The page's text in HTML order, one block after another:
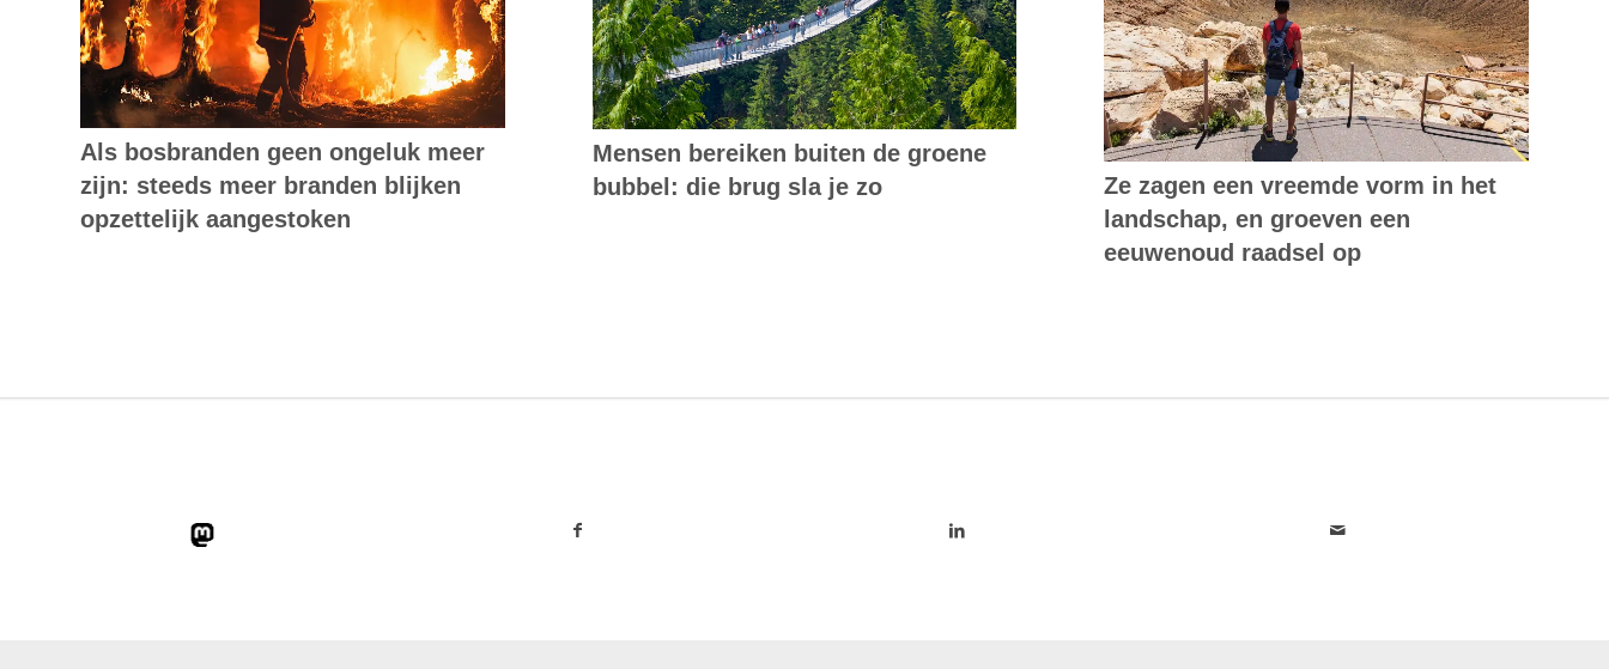
Als bosbranden geen ongeluk meer
zijn: steeds meer branden blijken
opzettelijk aangestoken
Mensen bereiken buiten de groene
bubbel: die brug sla je zo
Ze zagen een vreemde vorm in het
landschap, en groeven een
eeuwenoud raadsel op